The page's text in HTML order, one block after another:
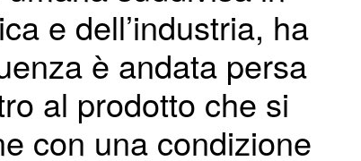
e dell’industria, ha
è andata persa
al prodotto che si
con una condizione